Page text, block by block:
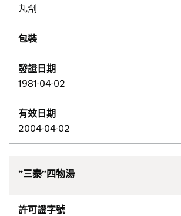
丸劑
包裝
發證日期
1981-04-02
有效日期
2004-04-02
”三泰”四物湯
許可證字號